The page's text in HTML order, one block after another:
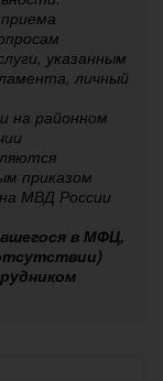
указанным
личный
на районном
приказом
МВД России
в МФЦ,